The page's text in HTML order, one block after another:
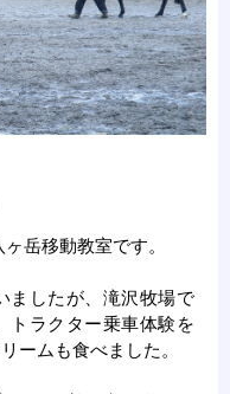
岳移動教室です。
したが、滝沢牧場で
トラクター乗車体験を
ームも食べました。